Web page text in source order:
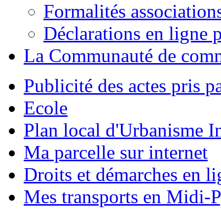
Formalités
Déclarations en ligne
La Communauté de
Publicité des actes pris
Ecole
Plan local d'Urbanisme
Ma parcelle sur internet
Droits et démarches en
Mes transports en Midi-